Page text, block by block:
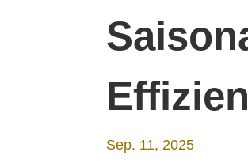
Sep. 11, 2025